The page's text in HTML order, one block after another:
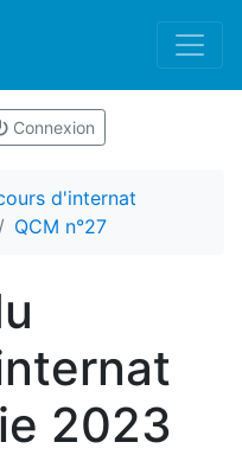
Connexion
d'internat
QCM n°27
2023